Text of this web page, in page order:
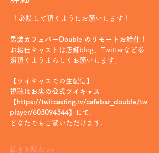
！必読して頂くようにお願いします！
男装カフェバーDouble のリモートお給仕！
お給仕キャストは店鋪blog、Twitterなど参
照頂くようよろしくお願いします。
【ツイキャスでの生配信】
視聴は お店の公式ツイキャス
【https://twitcasting.tv/cafebar_double/tw
player/603094344】にて
どなたでもご覧いただけます。
続きを読む >>